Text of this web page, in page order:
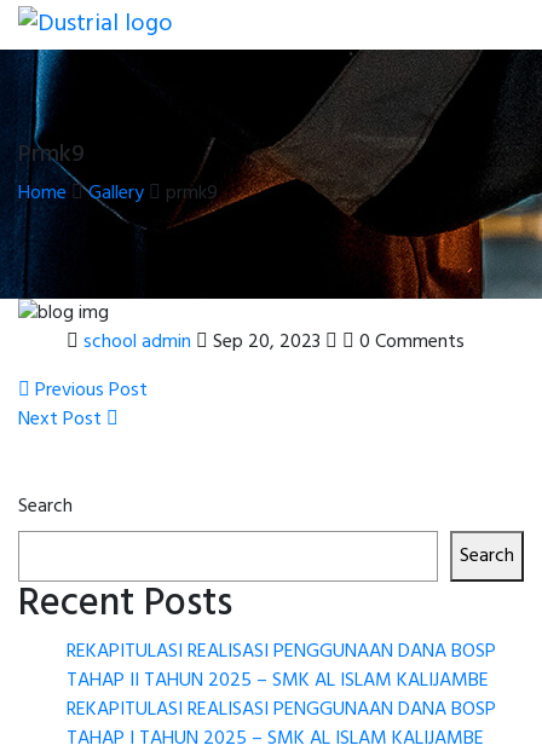
Prmk9
Home Gallery prmk9
school admin Sep 20, 2023 0 Comments
Post
navigation
Previous
Post
Previous Post
Next
Next Post
Search
Search
Recent Posts
REKAPITULASI REALISASI PENGGUNAAN DANA BOSP
TAHAP II TAHUN 2025 – SMK AL ISLAM KALIJAMBE
REKAPITULASI REALISASI PENGGUNAAN DANA BOSP
TAHAP I TAHUN 2025 – SMK AL ISLAM KALIJAMBE